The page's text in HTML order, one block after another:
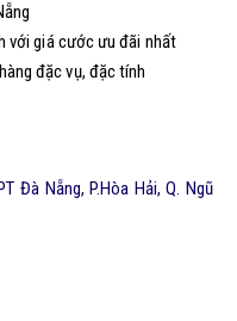
với giá cước ưu đãi nhất
đặc vụ, đặc tính
Đà Nẵng, P.Hòa Hải, Q. Ngũ